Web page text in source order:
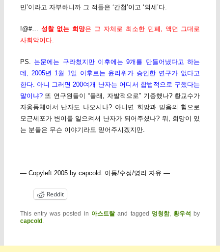
민’이라고 자부하니까 그 적들은 ‘간첩’이고 ‘외세’다.
!@#… 성찰 없는 희망은 그 자체로 최소한 민폐, 액면 그대로
사회악이다.
PS.
논문에는 구라쳤지만 이후에는 9개를 만들어냈다고 하는
데, 2005년 1월 1일 이후로는 윤리위가 승인한 연구가 없다고
한다. 아니 그러면 200여개 난자는 어디서 합법적으로 구했다는
말이냐? 또 연구원들이 “몰래, 자발적으로” 기증했나? 황교수가
자웅동체여서 난자도 나오시나? 아니면 희망과 믿음의 힘으로
모근세포가 변이를 일으켜서 난자가 되어주셨나? 뭐, 희망이 있
는 분들은 무슨 이야기라도 믿어주시겠지만.
— Copyleft 2005 by capcold. 이동/수정/영리 자유 —
Reddit
This entry was posted in 아스트랄and tagged 멍청함,황우석 by
capcold .